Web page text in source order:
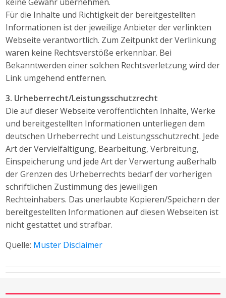
Für die Inhalte und Richtigkeit der bereitgestellten
Informationen ist der jeweilige Anbieter der verlinkten
Webseite verantwortlich. Zum Zeitpunkt der Verlinkung
waren keine Rechtsverstöße erkennbar. Bei
Bekanntwerden einer solchen Rechtsverletzung wird der
Link umgehend entfernen.
3. Urheberrecht/Leistungsschutzrecht
Die auf dieser Webseite veröffentlichten Inhalte, Werke
und bereitgestellten Informationen unterliegen dem
deutschen Urheberrecht und Leistungsschutzrecht. Jede
Art der Vervielfältigung, Bearbeitung, Verbreitung,
Einspeicherung und jede Art der Verwertung außerhalb
der Grenzen des Urheberrechts bedarf der vorherigen
schriftlichen Zustimmung des jeweiligen
Rechteinhabers. Das unerlaubte Kopieren/Speichern der
bereitgestellten Informationen auf diesen Webseiten ist
nicht gestattet und strafbar.
Quelle: Muster Disclaimer